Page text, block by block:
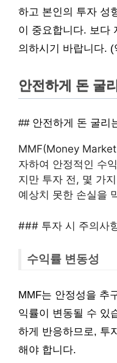
하고 본인의 투자 성
이 중요합니다. 보다
의하시기 바랍니다. (
안전하게 돈 굴
## 안전하게 돈 굴리
MMF(Money
자하여 안정적인 수
지만 투자 전, 몇 가
예상치 못한 손실을
### 투자 시 주의사
수익률 변동성
MMF는 안정성을 추
익률이 변동될 수 있
하게 반응하므로, 투
해야 합니다.